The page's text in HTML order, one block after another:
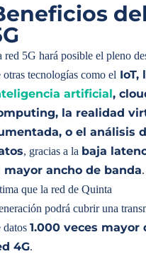
del
red 5G hará posible el pleno
otras tecnologías como el IoT,
artificial,
la realidad
o el análisis
, gracias a la baja
mayor ancho de banda
que la red de Quinta
podrá cubrir una
datos 1.000 veces mayor
4G.